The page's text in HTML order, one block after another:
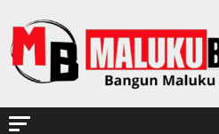
to
content